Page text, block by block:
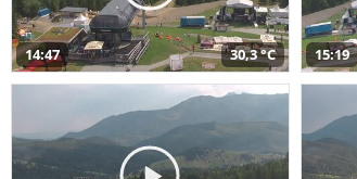
14:47 30,3 °C 15:19